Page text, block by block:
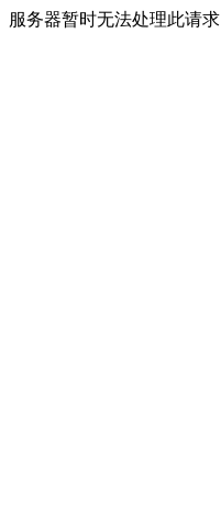
服务器暂时无法处理此请求